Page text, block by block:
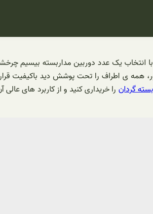
انتخاب یک عدد دوربین مداربسته بیسیم
ی اطراف را تحت پوشش دید باکیفیت قرار
گردان را خریداری کنید و از کاربرد های